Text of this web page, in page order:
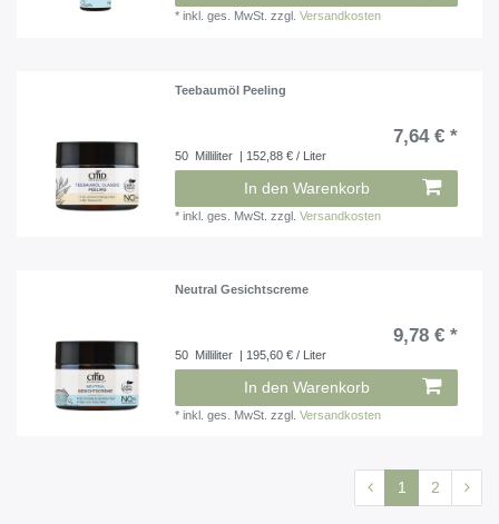
*inkl. ges. MwSt. zzgl.Versandkosten
Teebaumöl Peeling
7,64 € *
50 Milliliter | 152,88 € / Liter
In den Warenkorb
*inkl. ges. MwSt. zzgl.Versandkosten
Neutral Gesichtscreme
9,78 € *
50 Milliliter | 195,60 € / Liter
In den Warenkorb
*inkl. ges. MwSt. zzgl.Versandkosten
1 2